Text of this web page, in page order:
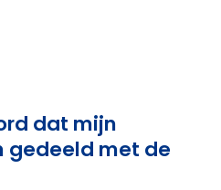
dat mijn
gedeeld met de